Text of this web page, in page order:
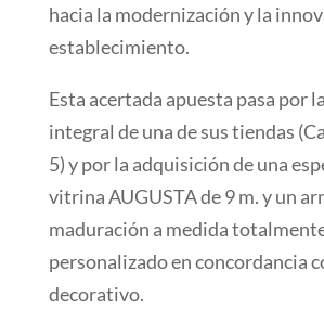
hacia la modernización y la
establecimiento.
Esta acertada apuesta pasa por
integral de una de sus tiendas
5) y por la adquisición de una
vitrina AUGUSTA de 9 m. y un
maduración a medida
personalizado en concordancia
decorativo.